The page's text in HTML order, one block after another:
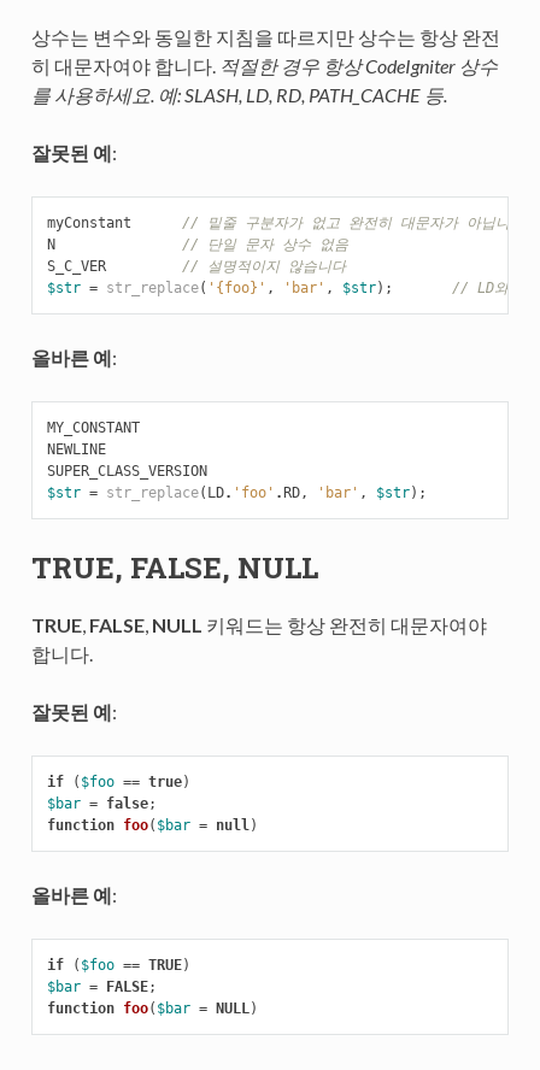
상수는 변수와 동일한 지침을 따르지만 상수는 항상 완전
히 대문자여야 합니다. 적절한 경우 항상 CodeIgniter 상수
를 사용하세요. 예: SLASH, LD, RD, PATH_CACHE 등.
잘못된 예:
myConstant
// 밑줄 구분자가 없고 완전히 대문자가 아닙니다
N
// 단일 문자 상수 없음
S_C_VER
// 설명적이지 않습니다
$str = str_replace( '{foo}' , 'bar' , $str); // LD와 RD
올바른 예:
MY_CONSTANT
NEWLINE
SUPER_CLASS_VERSION
$str = str_replace( LD. 'foo' . RD, 'bar' , $str);
TRUE, FALSE, NULL
TRUE, FALSE, NULL 키워드는 항상 완전히 대문자여야
합니다.
잘못된 예:
if ( $foo == true)
$bar = false;
function foo( $bar = null)
올바른 예:
if ( $foo == TRUE)
$bar = FALSE;
function foo( $bar = NULL)